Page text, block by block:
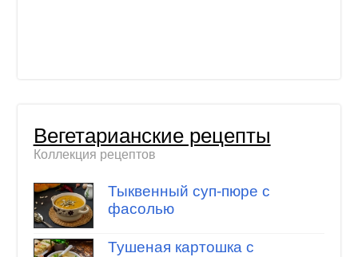
Вегетарианские рецепты
Коллекция рецептов
Тыквенный суп-пюре с
фасолью
Тушеная картошка с